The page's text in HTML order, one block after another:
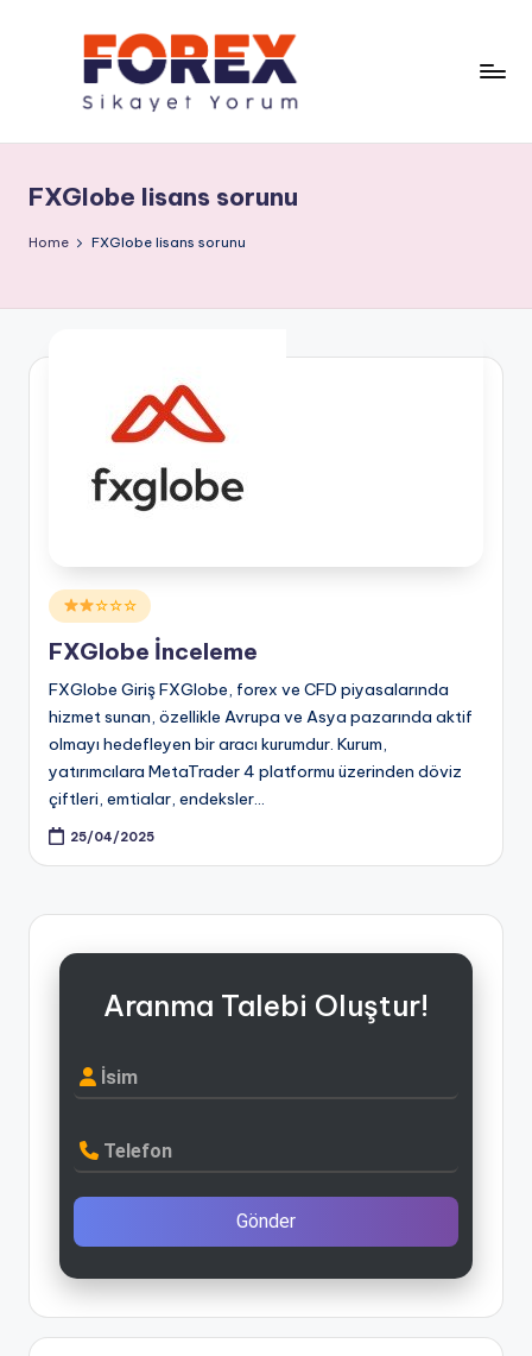
FXGlobe lisans sorunu
Home FXGlobe lisans sorunu
Posted
in
☆☆☆
FXGlobe İnceleme
FXGlobe Giriş FXGlobe, forex ve CFD piyasalarında
hizmet sunan, özellikle Avrupa ve Asya pazarında aktif
olmayı hedefleyen bir aracı kurumdur. Kurum,
yatırımcılara MetaTrader 4 platformu üzerinden döviz
çiftleri, emtialar, endeksler…
25/04/2025
Aranma Talebi Oluştur!
İsim
Telefon
Gönder